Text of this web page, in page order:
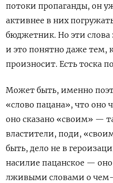
потоки пропаганды, он
активнее в них
бюджетник. Но эти слова
и это понятно даже тем,
произносит. Есть тоска
Может быть, именно
«слово пацана», что оно
оно сказано «своим» —
властители, поди,
быть, дело не в
насилие пацанское —
лживыми словами о